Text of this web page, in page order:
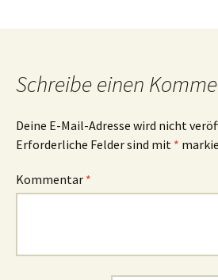
Schreibe einen
Deine E-Mail-Adresse wird nicht
Erforderliche Felder sind mit *
Kommentar *